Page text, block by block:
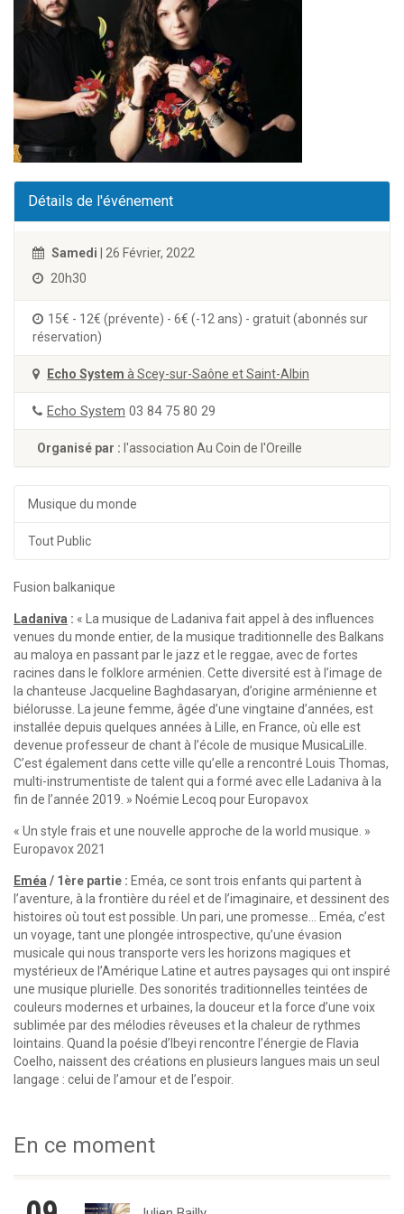
Détails de l'événement
Samedi | 26 Février, 2022
20h30
15€ - 12€ (prévente) - 6€ (-12 ans) - gratuit (abonnés sur
réservation)
Echo System à Scey-sur-Saône et Saint-Albin
Echo System 03 84 75 80 29
Organisé par : l'association Au Coin de l'Oreille
Musique du monde
Tout Public
Fusion balkanique
Ladaniva : « La musique de Ladaniva fait appel à des influences
venues du monde entier, de la musique traditionnelle des Balkans
au maloya en passant par le jazz et le reggae, avec de fortes
racines dans le folklore arménien. Cette diversité est à l’image de
la chanteuse Jacqueline Baghdasaryan, d’origine arménienne et
biélorusse. La jeune femme, âgée d’une vingtaine d’années, est
installée depuis quelques années à Lille, en France, où elle est
devenue professeur de chant à l’école de musique MusicaLille.
C’est également dans cette ville qu’elle a rencontré Louis Thomas,
multi-instrumentiste de talent qui a formé avec elle Ladaniva à la
fin de l’année 2019. » Noémie Lecoq pour Europavox
« Un style frais et une nouvelle approche de la world musique. »
Europavox 2021
Eméa / 1ère partie : Eméa, ce sont trois enfants qui partent à
l’aventure, à la frontière du réel et de l’imaginaire, et dessinent des
histoires où tout est possible. Un pari, une promesse… Eméa, c’est
un voyage, tant une plongée introspective, qu’une évasion
musicale qui nous transporte vers les horizons magiques et
mystérieux de l’Amérique Latine et autres paysages qui ont inspiré
une musique plurielle. Des sonorités traditionnelles teintées de
couleurs modernes et urbaines, la douceur et la force d’une voix
sublimée par des mélodies rêveuses et la chaleur de rythmes
lointains. Quand la poésie d’Ibeyi rencontre l’énergie de Flavia
Coelho, naissent des créations en plusieurs langues mais un seul
langage : celui de l’amour et de l’espoir.
En ce moment